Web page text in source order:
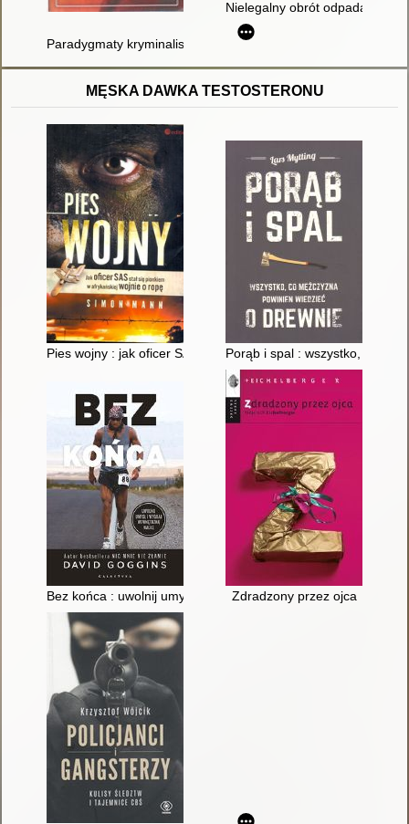
Nielegalny obrót odpadami :
Paradygmaty kryminalistyki
MĘSKA DAWKA TESTOSTERONU
Pies wojny : jak oficer SAS stał się pionkiem w afrykańskiej
Porąb i spal : wszystko, co
Bez końca : uwolnij umysł i wygraj wewnętrzną walkę
Zdradzony przez ojca